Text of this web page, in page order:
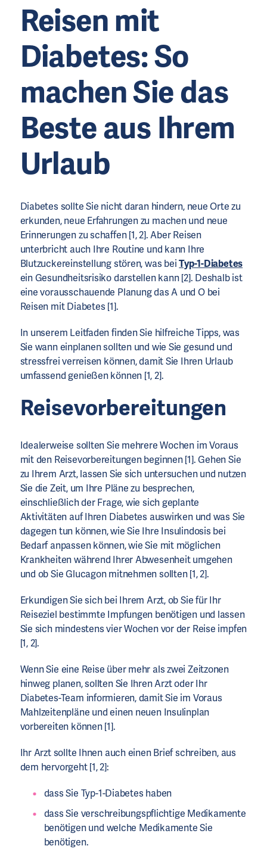
Reisen mit
Diabetes:So
machen Sie das
Beste aus Ihrem
Urlaub
Diabetes sollte Sie nicht daran hindern, neue Orte zu
erkunden, neue Erfahrungen zu machen und neue
Erinnerungen zu schaffen [1, 2]. Aber Reisen
unterbricht auch Ihre Routine und kann Ihre
Blutzuckereinstellung stören, was beiTyp-1-Diabetes
ein Gesundheitsrisiko darstellen kann [2]. Deshalb ist
eine vorausschauende Planung das A und O bei
Reisen mit Diabetes [1].
In unserem Leitfaden finden Sie hilfreiche Tipps, was
Sie wann einplanen sollten und wie Sie gesund und
stressfrei verreisen können, damit Sie Ihren Urlaub
umfassend genießen können [1, 2].
Reisevorbereitungen
Idealerweise sollten Sie mehrere Wochen im Voraus
mit den Reisevorbereitungen beginnen [1]. Gehen Sie
zu Ihrem Arzt, lassen Sie sich untersuchen und nutzen
Sie die Zeit, um Ihre Pläne zu besprechen,
einschließlich der Frage, wie sich geplante
Aktivitäten auf Ihren Diabetes auswirken und was Sie
dagegen tun können, wie Sie Ihre Insulindosis bei
Bedarf anpassen können, wie Sie mit möglichen
Krankheiten während Ihrer Abwesenheit umgehen
und ob Sie Glucagon mitnehmen sollten [1, 2].
Erkundigen Sie sich bei Ihrem Arzt, ob Sie für Ihr
Reiseziel bestimmte Impfungen benötigen und lassen
Sie sich mindestens vier Wochen vor der Reise impfen
[1, 2].
Wenn Sie eine Reise über mehr als zwei Zeitzonen
hinweg planen, sollten Sie Ihren Arzt oder Ihr
Diabetes-Team informieren, damit Sie im Voraus
Mahlzeitenpläne und einen neuen Insulinplan
vorbereiten können [1].
Ihr Arzt sollte Ihnen auch einen Brief schreiben, aus
dem hervorgeht [1, 2]:
dass Sie Typ-1-Diabetes haben
dass Sie verschreibungspflichtige Medikamente
benötigen und welche Medikamente Sie
benötigen.